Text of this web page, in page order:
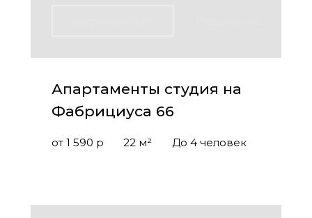
Апартаменты студия на
Фабрициуса 66
от 1 590 р 22 м² До 4 человек